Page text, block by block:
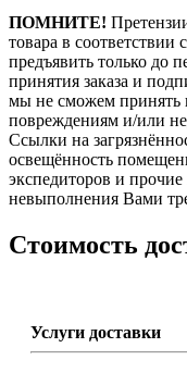
ПОМНИТЕ!
товара в
предъявить только до
принятия заказа и
мы не сможем принять
повреждениям и/или
Ссылки на
освещённость
экспедиторов и
невыполнения Вами
Стоимость
Услуги доставки